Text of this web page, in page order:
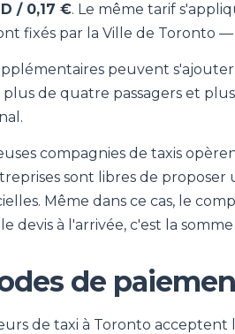
/ 0,17 €. Le même tarif
fixés par la Ville de Toronto
peuvent
plus de quatre passagers et
compagnies de taxis
sont libres de
Même dans ce cas, le
devis à l'arrivée, c'est la
de
de taxi à Toronto acceptent